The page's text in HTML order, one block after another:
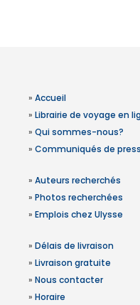
» Accueil
» Librairie de voyage en
» Qui sommes-nous?
» Communiqués de
» Auteurs recherchés
» Photos recherchées
» Emplois chez Ulysse
» Délais de livraison
» Livraison gratuite
» Nous contacter
» Horaire